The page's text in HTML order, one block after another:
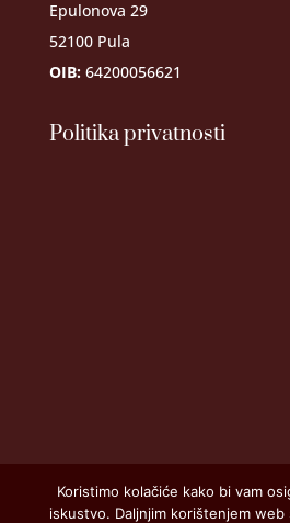
Epulonova 29
52100 Pula
OIB:64200056621
Politika privatnosti
Koristimo kolačiće kako bi vam
iskustvo. Daljnjim korištenjem